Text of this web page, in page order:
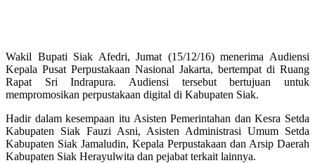
Wakil Bupati Siak Afedri, Jumat (15/12/16) menerima Audiensi
Kepala Pusat Perpustakaan Nasional Jakarta, bertempat di Ruang
Rapat Sri Indrapura. Audiensi tersebut bertujuan untuk
mempromosikan perpustakaan digital di Kabupaten Siak.
Hadir dalam kesempaan itu Asisten Pemerintahan dan Kesra Setda
Kabupaten Siak Fauzi Asni, Asisten Administrasi Umum Setda
Kabupaten Siak Jamaludin, Kepala Perpustakaan dan Arsip Daerah
Kabupaten Siak Herayulwita dan pejabat terkait lainnya.